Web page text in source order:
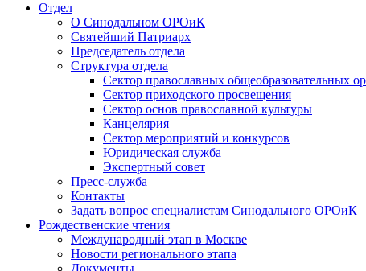
Отдел
О Синодальном ОРОиК
Святейший Патриарх
Председатель отдела
Структура отдела
Сектор православных общеобразовательных
Сектор приходского просвещения
Сектор основ православной культуры
Канцелярия
Сектор мероприятий и конкурсов
Юридическая служба
Экспертный совет
Пресс-служба
Контакты
Задать вопрос специалистам Синодального ОРОиК
Рождественские чтения
Международный этап в Москве
Новости регионального этапа
Документы